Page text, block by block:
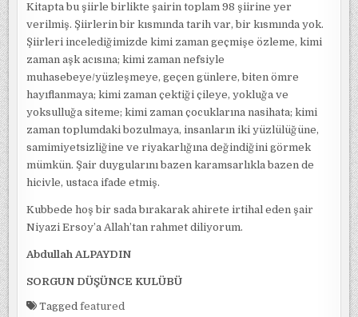
Kitapta bu şiirle birlikte şairin toplam 98 şiirine yer
verilmiş. Şiirlerin bir kısmında tarih var, bir kısmında yok.
Şiirleri incelediğimizde kimi zaman geçmişe özleme, kimi
zaman aşk acısına; kimi zaman nefsiyle
muhasebeye/yüzleşmeye, geçen günlere, biten ömre
hayıflanmaya; kimi zaman çektiği çileye, yokluğa ve
yoksulluğa siteme; kimi zaman çocuklarına nasihata; kimi
zaman toplumdaki bozulmaya, insanların iki yüzlülüğüne,
samimiyetsizliğine ve riyakarlığına değindiğini görmek
mümkün. Şair duygularını bazen karamsarlıkla bazen de
hicivle, ustaca ifade etmiş.
Kubbede hoş bir sada bırakarak ahirete irtihal eden şair
Niyazi Ersoy’a Allah’tan rahmet diliyorum.
Abdullah ALPAYDIN
SORGUN DÜŞÜNCE KULÜBÜ
Taggedfeatured